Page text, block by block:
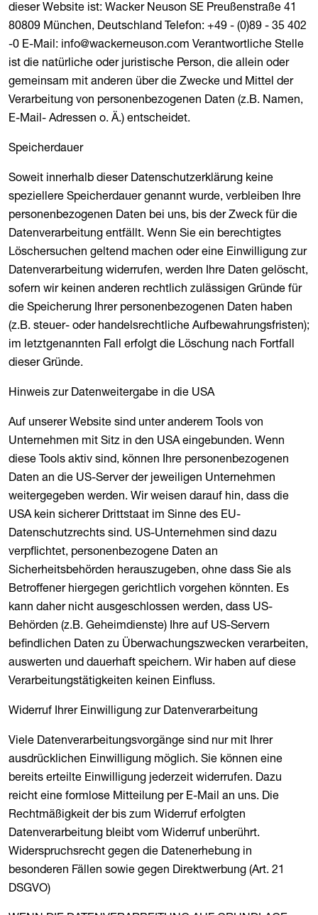
dieser Website ist: Wacker Neuson SE Preußenstraße 41
80809 München, Deutschland Telefon: +49 - (0)89 - 35 402
-0 E-Mail: info@wackerneuson.com Verantwortliche Stelle
ist die natürliche oder juristische Person, die allein oder
gemeinsam mit anderen über die Zwecke und Mittel der
Verarbeitung von personenbezogenen Daten (z.B. Namen,
E-Mail- Adressen o. Ä.) entscheidet.
Speicherdauer
Soweit innerhalb dieser Datenschutzerklärung keine
speziellere Speicherdauer genannt wurde, verbleiben Ihre
personenbezogenen Daten bei uns, bis der Zweck für die
Datenverarbeitung entfällt. Wenn Sie ein berechtigtes
Löschersuchen geltend machen oder eine Einwilligung zur
Datenverarbeitung widerrufen, werden Ihre Daten gelöscht,
sofern wir keinen anderen rechtlich zulässigen Gründe für
die Speicherung Ihrer personenbezogenen Daten haben
(z.B. steuer- oder handelsrechtliche Aufbewahrungsfristen);
im letztgenannten Fall erfolgt die Löschung nach Fortfall
dieser Gründe.
Hinweis zur Datenweitergabe in die USA
Auf unserer Website sind unter anderem Tools von
Unternehmen mit Sitz in den USA eingebunden. Wenn
diese Tools aktiv sind, können Ihre personenbezogenen
Daten an die US-Server der jeweiligen Unternehmen
weitergegeben werden. Wir weisen darauf hin, dass die
USA kein sicherer Drittstaat im Sinne des EU-
Datenschutzrechts sind. US-Unternehmen sind dazu
verpflichtet, personenbezogene Daten an
Sicherheitsbehörden herauszugeben, ohne dass Sie als
Betroffener hiergegen gerichtlich vorgehen könnten. Es
kann daher nicht ausgeschlossen werden, dass US-
Behörden (z.B. Geheimdienste) Ihre auf US-Servern
befindlichen Daten zu Überwachungszwecken verarbeiten,
auswerten und dauerhaft speichern. Wir haben auf diese
Verarbeitungstätigkeiten keinen Einfluss.
Widerruf Ihrer Einwilligung zur Datenverarbeitung
Viele Datenverarbeitungsvorgänge sind nur mit Ihrer
ausdrücklichen Einwilligung möglich. Sie können eine
bereits erteilte Einwilligung jederzeit widerrufen. Dazu
reicht eine formlose Mitteilung per E-Mail an uns. Die
Rechtmäßigkeit der bis zum Widerruf erfolgten
Datenverarbeitung bleibt vom Widerruf unberührt.
Widerspruchsrecht gegen die Datenerhebung in
besonderen Fällen sowie gegen Direktwerbung (Art. 21
DSGVO)